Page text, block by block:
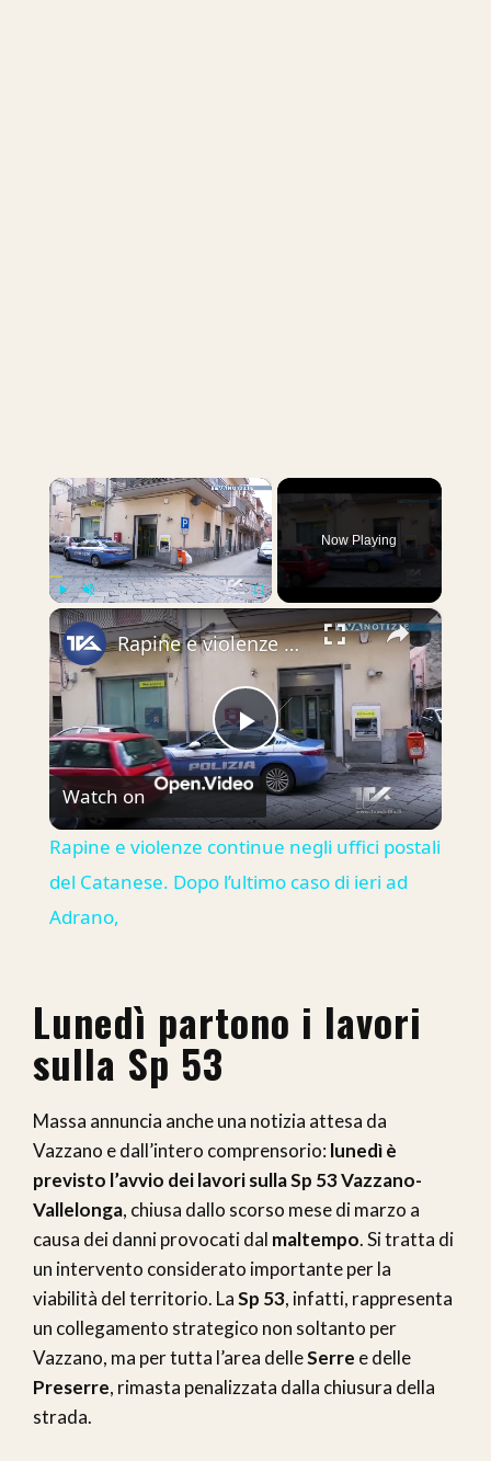
×
Play Unmute Fullscreen
Now Playing
×
Play
Video
Rapine e violenze continue negli uffici postali del Catanese. Dopo l’ultimo caso di ieri ad Adrano,
Watch on
Rapine e violenze continue negli uffici postali
del Catanese. Dopo l’ultimo caso di ieri ad
Adrano,
Lunedì partono i lavori
sulla Sp 53
Massa annuncia anche una notizia attesa da
Vazzano e dall’intero comprensorio: lunedì è
previsto l’avvio dei lavori sulla Sp 53 Vazzano-
Vallelonga, chiusa dallo scorso mese di marzo a
causa dei danni provocati dal maltempo. Si tratta di
un intervento considerato importante per la
viabilità del territorio. LaSp 53, infatti, rappresenta
un collegamento strategico non soltanto per
Vazzano, ma per tutta l’area delleSerre e delle
Preserre, rimasta penalizzata dalla chiusura della
strada.